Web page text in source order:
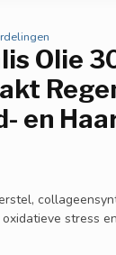
Olie
en
stress